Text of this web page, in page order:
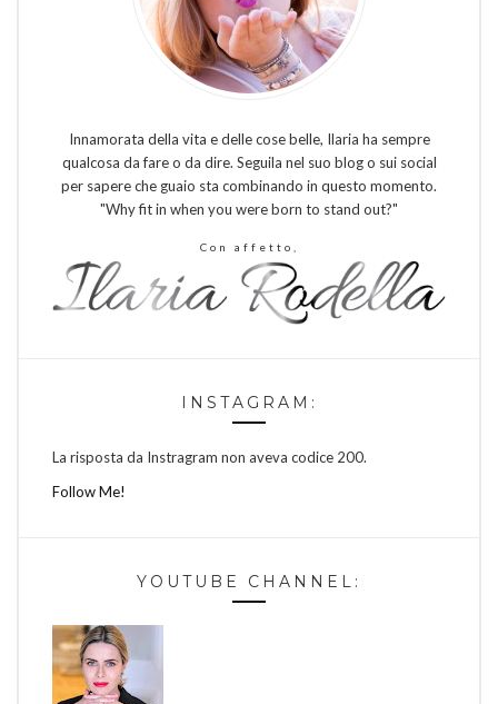
Innamorata della vita e delle cose belle, Ilaria ha sempre
qualcosa da fare o da dire. Seguila nel suo blog o sui social
per sapere che guaio sta combinando in questo momento.
"Why fit in when you were born to stand out?"
Con affetto,
INSTAGRAM:
La risposta da Instragram non aveva codice 200.
Follow Me!
YOUTUBE CHANNEL: